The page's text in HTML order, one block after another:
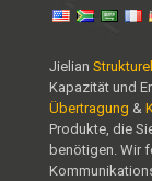
Jielian
Kapazität und
Übertragung &
Produkte, die
benötigen. Wir